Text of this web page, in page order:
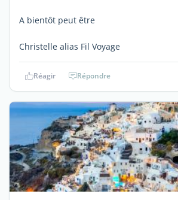
A bientôt peut être
Christelle alias Fil Voyage
Réagir Répondre